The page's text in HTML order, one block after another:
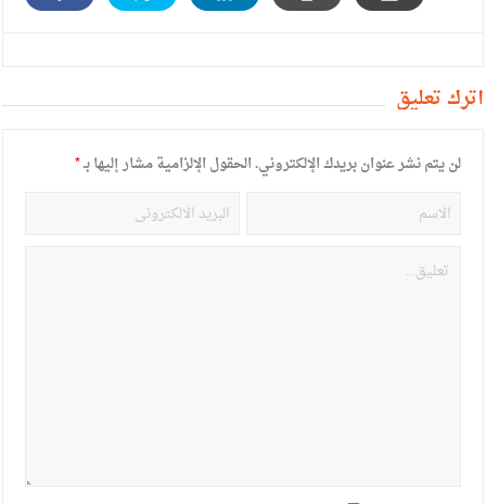
أترك تعليق
لن يتم نشر عنوان بريدك الإلكتروني.الحقول الإلزامية مشار إليها بـ*